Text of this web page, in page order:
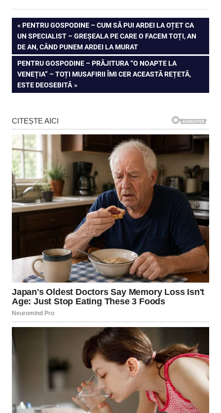
Navigare
în
articole
PREVIOUS
POST:
PENTRU GOSPODINE – CUM SĂ PUI ARDEI LA OȚET CA
UN SPECIALIST – GREȘEALA PE CARE O FACEM TOȚI, AN
DE AN, CÂND PUNEM ARDEI LA MURAT
NEXT
POST:
PENTRU GOSPODINE – PRĂJITURA “O NOAPTE LA
VENEȚIA” – TOȚI MUSAFIRII ÎMI CER ACEASTĂ REȚETĂ,
ESTE DEOSEBITĂ